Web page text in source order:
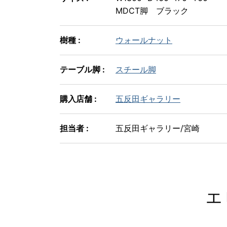
MDCT脚 ブラック
樹種 : ウォールナット
テーブル脚 : スチール脚
購入店舗 : 五反田ギャラリー
担当者 : 五反田ギャラリー/宮崎